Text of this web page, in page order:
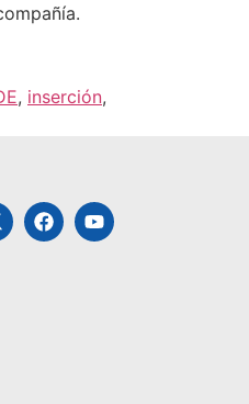
, inserción,